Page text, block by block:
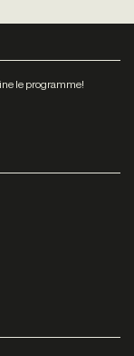
le programme!